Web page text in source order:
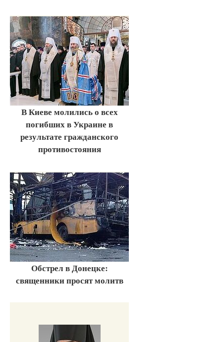
В Киеве молились о всех
погибших в Украине в
результате гражданского
противостояния
Обстрел в Донецке:
священники просят молитв